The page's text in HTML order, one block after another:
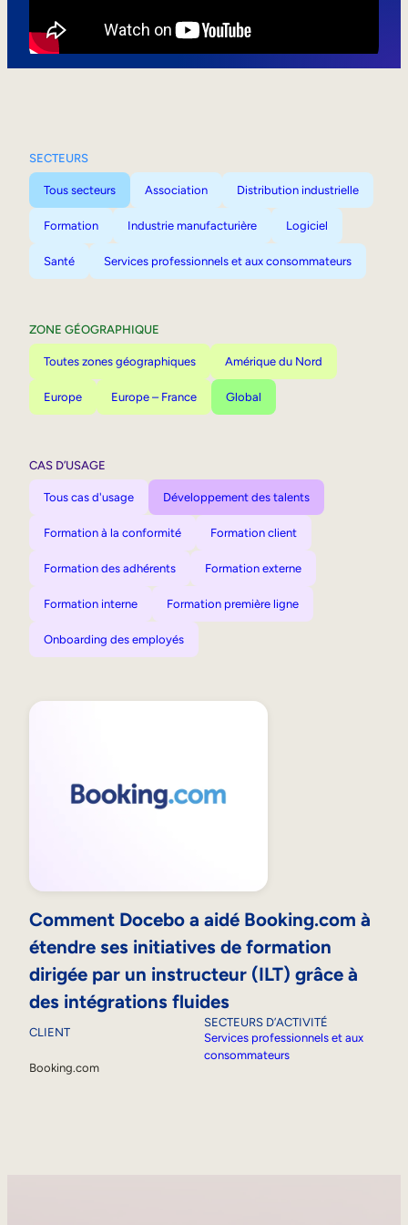
SECTEURS
Tous secteurs Association Distribution industrielle
Formation Industrie manufacturière Logiciel
Santé Services professionnels et aux consommateurs
ZONE GÉOGRAPHIQUE
Toutes zones géographiques Amérique du Nord
Europe Europe – France Global
CAS D’USAGE
Tous cas d'usage Développement des talents
Formation à la conformité Formation client
Formation des adhérents Formation externe
Formation interne Formation première ligne
Onboarding des employés
Comment Docebo a aidé Booking.com à
étendre ses initiatives de formation
dirigée par un instructeur (ILT) grâce à
des intégrations fluides
CLIENT
Booking.com
SECTEURS D’ACTIVITÉ
Services professionnels et aux
consommateurs